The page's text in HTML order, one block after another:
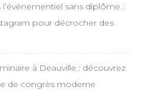
sans diplôme :
pour décrocher des
à Deauville : découvrez
de congrès moderne